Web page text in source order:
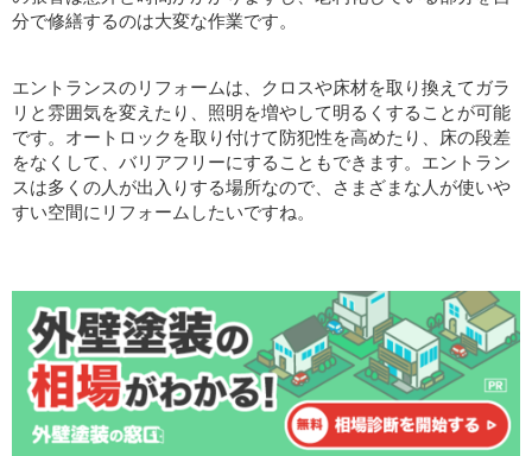
分で修繕するのは大変な作業です。
エントランスのリフォームは、クロスや床材を取り換えてガラ
リと雰囲気を変えたり、照明を増やして明るくすることが可能
です。オートロックを取り付けて防犯性を高めたり、床の段差
をなくして、バリアフリーにすることもできます。エントラン
スは多くの人が出入りする場所なので、さまざまな人が使いや
すい空間にリフォームしたいですね。